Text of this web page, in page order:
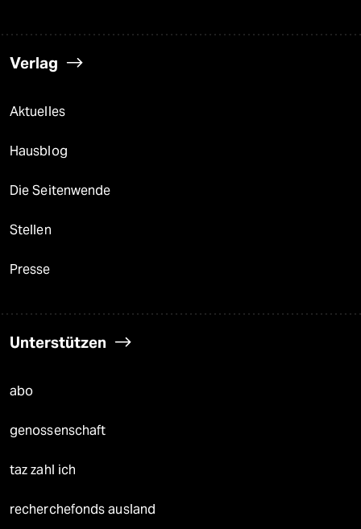
Verlag
Aktuelles
Hausblog
Die Seitenwende
Stellen
Presse
Unterstützen
abo
genossenschaft
taz zahl ich
recherchefonds ausland